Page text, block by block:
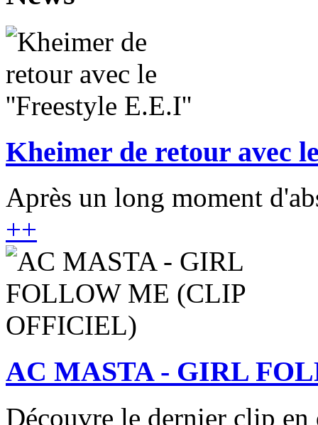
Kheimer de retour avec
Après un long moment
++
AC MASTA - GIRL
Découvre le dernier clip